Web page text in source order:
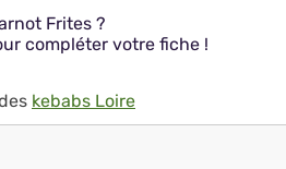
Frites ?
compléter votre fiche !
kebabs Loire